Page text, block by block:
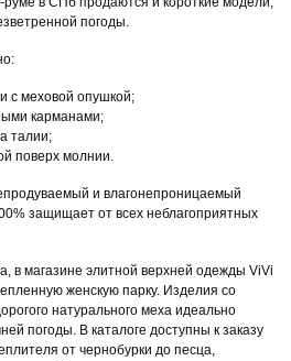
погоды.
с меховой опушкой;
карманами;
талии;
поверх молнии.
и влагонепроницаемый
защищает от всех неблагоприятных
в магазине элитной верхней одежды ViVi
женскую парку. Изделия со
натурального меха идеально
погоды. В каталоге доступны к заказу
от чернобурки до песца,